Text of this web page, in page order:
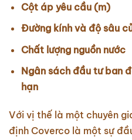
Cột áp yêu cầu (m)
Đường kính và độ sâu
Chất lượng nguồn nước
Ngân sách đầu tư ban
hạn
Với vị thế là một chuyên
định Coverco là một sự